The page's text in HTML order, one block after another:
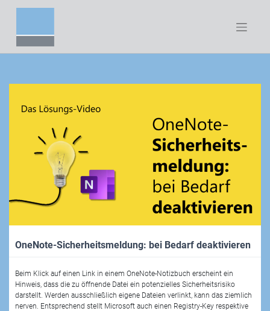
OneNote-Sicherheitsmeldung: bei Bedarf deaktivieren
Beim Klick auf einen Link in einem OneNote-Notizbuch erscheint ein
Hinweis, dass die zu öffnende Datei ein potenzielles Sicherheitsrisiko
darstellt. Werden ausschließlich eigene Dateien verlinkt, kann das ziemlich
nerven. Entsprechend stellt Microsoft auch einen Registry-Key respektive